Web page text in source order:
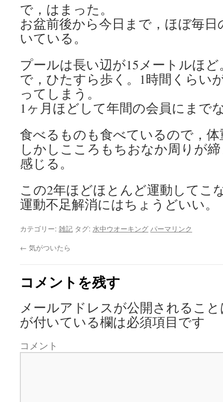
で，はまった。
お盆前後から今日まで，ほぼ毎
いている。
プールは長い辺が15メートルほ
で，ひたすら歩く。1時間くらい
ってしまう。
1ヶ月ほどして年間の会員にまで
食べるものも食べているので，
しかしこころもちおなか周りが
感じる。
この2年ほどほとんど運動してこ
運動不足解消にはちょうどいい。
カテゴリー: 雑記 タグ: 水中ウオーキング パーマリンク
← 気がついたら
コメントを残す
メールアドレスが公開されるこ
が付いている欄は必須項目です
コメント